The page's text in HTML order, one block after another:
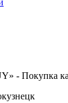
- Покупка